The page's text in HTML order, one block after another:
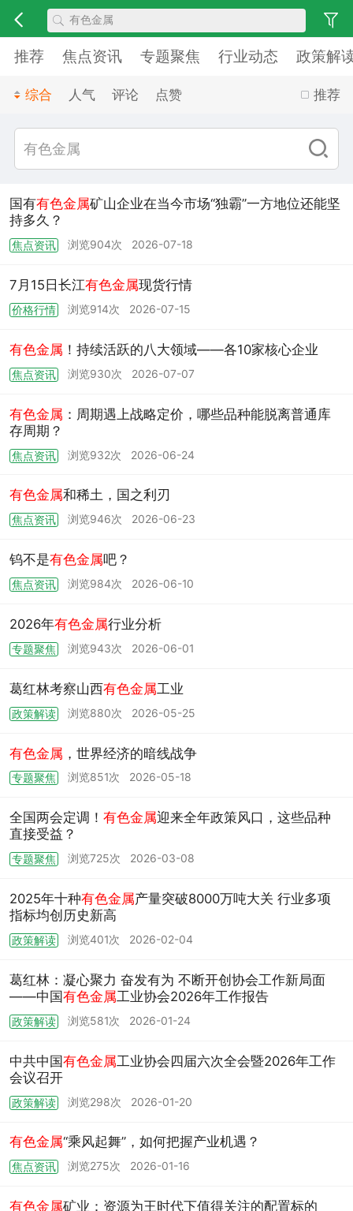
推荐 焦点资讯 专题聚焦 行业动态 政策解
推荐
综合 人气 评论 点赞
国有有色金属矿山企业在当今市场“独霸”一方地位还能坚
持多久？
焦点资讯 浏览904次 2026-07-18
7月15日长江有色金属现货行情
价格行情 浏览914次 2026-07-15
有色金属 ！持续活跃的八大领域——各10家核心企业
焦点资讯 浏览930次 2026-07-07
有色金属 ：周期遇上战略定价，哪些品种能脱离普通库
存周期？
焦点资讯 浏览932次 2026-06-24
有色金属和稀土，国之利刃
焦点资讯 浏览946次 2026-06-23
钨不是有色金属吧？
焦点资讯 浏览984次 2026-06-10
2026年有色金属行业分析
专题聚焦 浏览943次 2026-06-01
葛红林考察山西有色金属工业
政策解读 浏览880次 2026-05-25
有色金属 ，世界经济的暗线战争
专题聚焦 浏览851次 2026-05-18
全国两会定调！ 有色金属迎来全年政策风口，这些品种
直接受益？
专题聚焦 浏览725次 2026-03-08
2025年十种有色金属产量突破8000万吨大关 行业多项
指标均创历史新高
政策解读 浏览401次 2026-02-04
葛红林：凝心聚力 奋发有为 不断开创协会工作新局面
——中国有色金属工业协会2026年工作报告
政策解读 浏览581次 2026-01-24
中共中国有色金属工业协会四届六次全会暨2026年工作
会议召开
政策解读 浏览298次 2026-01-20
有色金属“乘风起舞”，如何把握产业机遇？
焦点资讯 浏览275次 2026-01-16
有色金属矿业：资源为王时代下值得关注的配置标的